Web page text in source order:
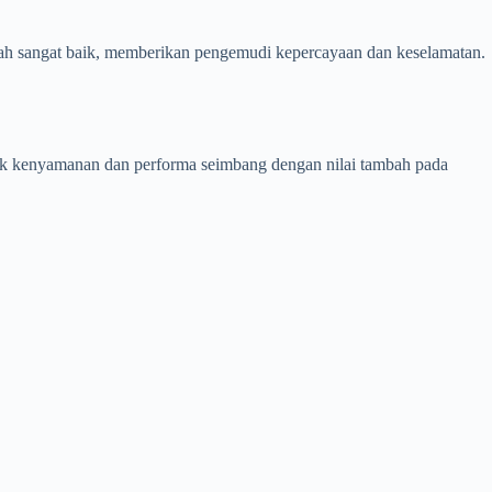
baik, memberikan pengemudi kepercayaan dan keselamatan.
dan performa seimbang dengan nilai tambah pada